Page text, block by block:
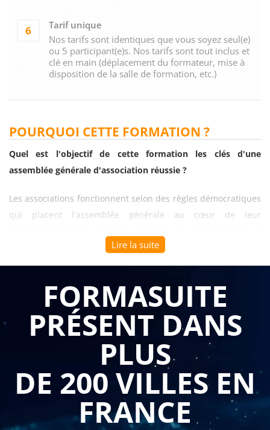
6
Tarif unique
Nos tarifs sont identiques que vous soyez seul(e)
ou 5 participant(e)s. Nos tarifs sont tout inclus et
clé en main (déplacement du formateur, mise à
disposition de la salle de formation, etc.)
POURQUOI CETTE FORMATION ?
Quel est l'objectif de cette formation les clés d'une
assemblée générale d'association réussie ?
Les associations fonctionnent selon des règles démocratiques
qui placent l'assemblée générale au cœur de leur
prononcer sur les orientations stratégiques, d'approuver les
comptes et d'élire les dirigeants. Pourtant, l'organisation de
pratiques pour les responsables associatifs. La
formation les
clés d'une assemblée générale d'association réussie
transmet les connaissances indispensables pour préparer,
animer et documenter ces moments décisifs dans le respect
des obligations légales et statutaires.
Se former à l'organisation des assemblées générales permet
de comprendre leur importance stratégique dans la gestion
et la prise de décision au sein des associations. Les
Lire la suite
FORMASUITE
PRÉSENT DANS
PLUS
DE 200 VILLES EN
FRANCE